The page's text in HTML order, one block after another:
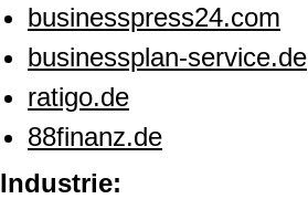
businesspress24.com
businessplan-service.de
ratigo.de
88finanz.de
Industrie: